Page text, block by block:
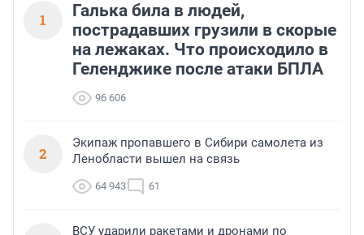
1
Галька била в людей,
пострадавших грузили в скорые
на лежаках. Что происходило в
Геленджике после атаки БПЛА
96 606
2
Экипаж пропавшего в Сибири самолета из
Ленобласти вышел на связь
64 943 61
ВСУ ударили ракетами и дронами по